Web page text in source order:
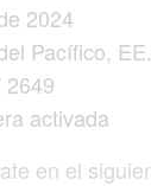
2024
Pacífico,
2649
activada
en el